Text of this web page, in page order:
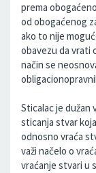
prema
od obogaćenog
ako to nije
obavezu da vrati
način se
Sticalac je
sticanja stvar
odnosno vraća
važi načelo o
vraćanje stvari u